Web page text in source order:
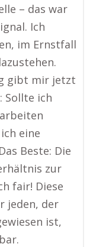
– das war
Ich
im Ernstfall
gibt mir jetzt
Sollte ich
eine
Beste: Die
zur
fair! Diese
jeden, der
ist,